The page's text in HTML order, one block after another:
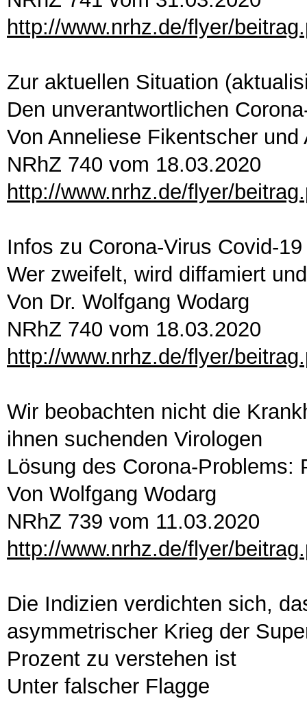
http://www.nrhz.de/flyer/
Zur aktuellen Situation
Den unverantwortlichen
Von Anneliese Fikentscher und
NRhZ 740 vom 18.03.2020
http://www.nrhz.de/flyer/
Infos zu Corona-Virus Covid-19
Wer zweifelt, wird diffamiert
Von Dr. Wolfgang Wodarg
NRhZ 740 vom 18.03.2020
http://www.nrhz.de/flyer/
Wir beobachten nicht die
ihnen suchenden Virologen
Lösung des Corona-Problems:
Von Wolfgang Wodarg
NRhZ 739 vom 11.03.2020
http://www.nrhz.de/flyer/
Die Indizien verdichten sich,
asymmetrischer Krieg der
Prozent zu verstehen ist
Unter falscher Flagge